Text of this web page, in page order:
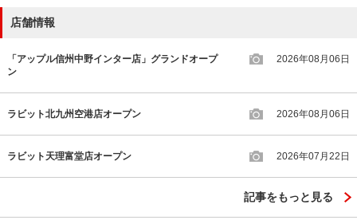
店舗情報
「アップル信州中野インター店」グランドオープ
ン
2026年08月06日
ラビット北九州空港店オープン 2026年08月06日
ラビット天理富堂店オープン 2026年07月22日
記事をもっと見る